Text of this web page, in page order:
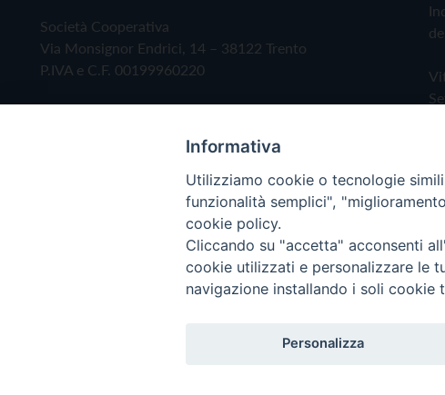
Società Cooperativa
Via Monsignor Endrici, 14 – 38122 Trento
P.IVA e C.F. 00199960220
Copyright © 2019 - Tutti i diritti riservati - Vita
Informativa
Utilizziamo cookie o tecnologie
funzionalità semplici",
cookie policy.
Cliccando su "accetta" acconsenti
cookie utilizzati e personalizzare le
navigazione installando i soli
Personalizza